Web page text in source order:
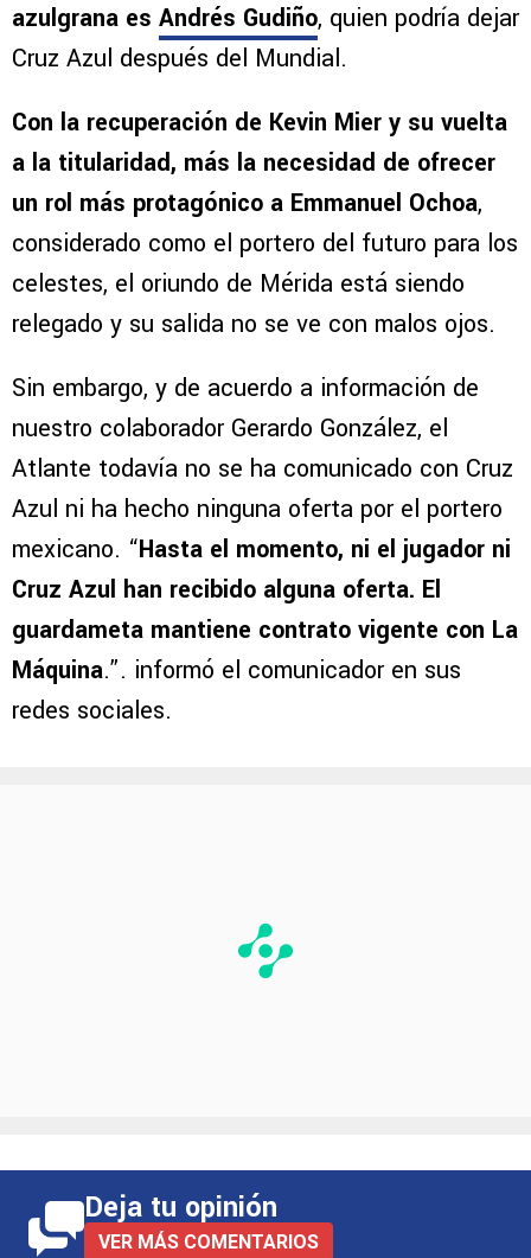
azulgrana es Andrés Gudiño, quien podría dejar
Cruz Azul después del Mundial.
Con la recuperación de Kevin Mier y su vuelta
a la titularidad, más la necesidad de ofrecer
un rol más protagónico a Emmanuel Ochoa,
considerado como el portero del futuro para los
celestes, el oriundo de Mérida está siendo
relegado y su salida no se ve con malos ojos.
Sin embargo, y de acuerdo a información de
nuestro colaborador Gerardo González, el
Atlante todavía no se ha comunicado con Cruz
Azul ni ha hecho ninguna oferta por el portero
mexicano. “Hasta el momento, ni el jugador ni
Cruz Azul han recibido alguna oferta. El
guardameta mantiene contrato vigente con La
Máquina.”. informó el comunicador en sus
redes sociales.
Deja tu opinión
VER MÁS COMENTARIOS